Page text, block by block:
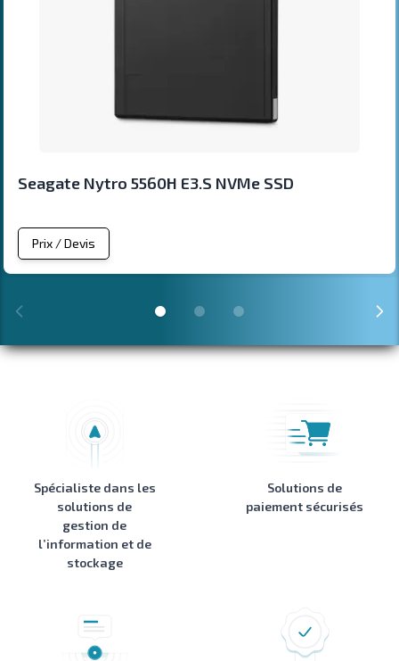
Seagate Nytro 5560H E3.S NVMe SSD
Prix / Devis
Spécialiste dans les
solutions de
gestion de
l’information et de
stockage
Solutions de
paiement sécurisés